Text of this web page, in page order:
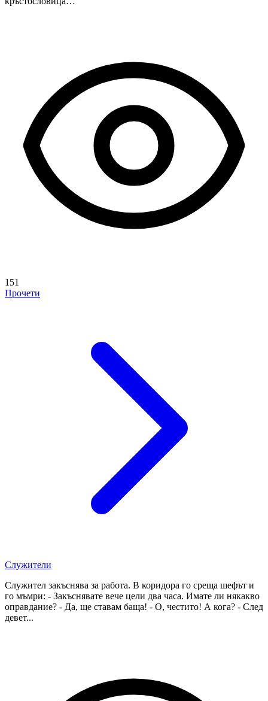
151
Прочети
Служители
Служител закъснява за работа. В коридора го среща шефът и
го мъмри: - Закъснявате вече цели два часа. Имате ли някакво
оправдание? - Да, ще ставам баща! - О, честито! А кога? - След
девет...